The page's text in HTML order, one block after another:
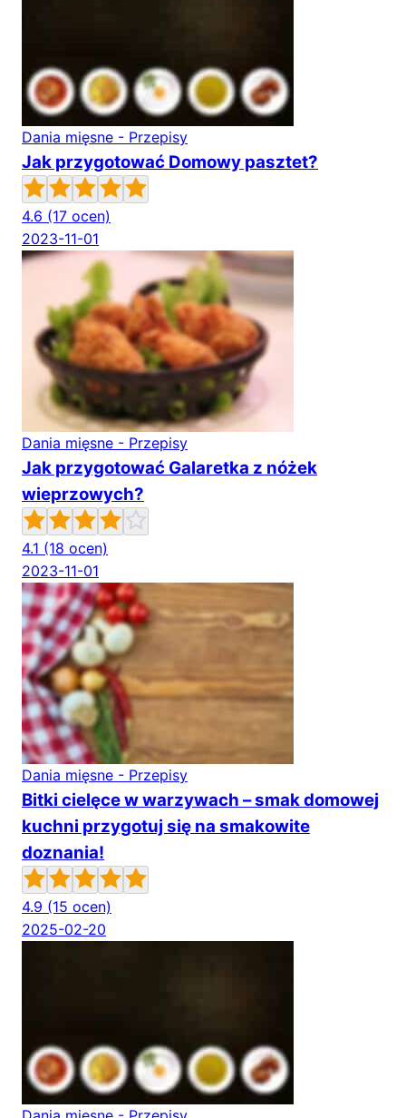
Dania mięsne - Przepisy
Jak przygotować Domowy pasztet?
4.6 (17 ocen)
2023-11-01
Dania mięsne - Przepisy
Jak przygotować Galaretka z nóżek
wieprzowych?
4.1 (18 ocen)
2023-11-01
Dania mięsne - Przepisy
Bitki cielęce w warzywach – smak domowej
kuchni przygotuj się na smakowite
doznania!
4.9 (15 ocen)
2025-02-20